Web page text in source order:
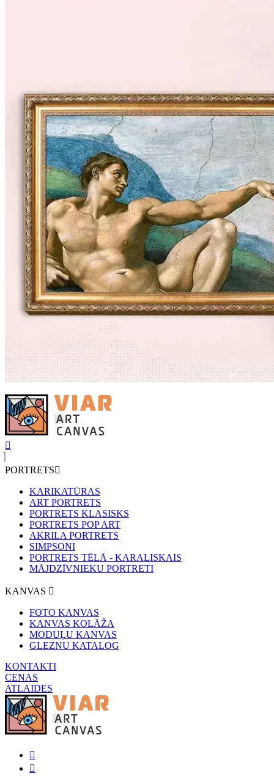
PORTRETS
KARIKATŪRAS
ART PORTRETS
PORTRETS KLASISKS
PORTRETS POP ART
AKRILA PORTRETS
SIMPSONI
PORTRETS TĒLĀ - KARALISKAIS
MĀJDZĪVNIEKU PORTRETI
KANVAS
FOTO KANVAS
KANVAS KOLĀŽA
MODUĻU KANVAS
GLEZNU KATALOG
KONTAKTI
CENAS
ATLAIDES